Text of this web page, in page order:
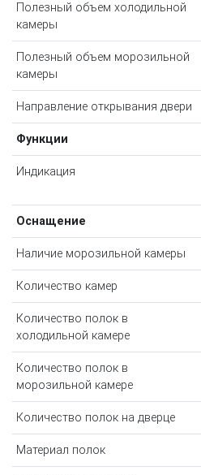
Полезный объем холодильной
камеры
Полезный объем морозильной
камеры
Направление открывания двери
Функции
Индикация
Оснащение
Наличие морозильной камеры
Количество камер
Количество полок в
холодильной камере
Количество полок в
морозильной камере
Количество полок на дверце
Материал полок